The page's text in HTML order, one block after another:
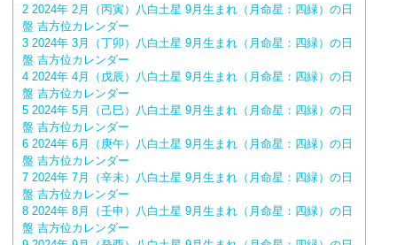
2 2024年 2月（丙寅）八白土星 9月生まれ（月命星：四緑）の日
盤 吉方位カレンダー
3 2024年 3月（丁卯）八白土星 9月生まれ（月命星：四緑）の日
盤 吉方位カレンダー
4 2024年 4月（戊辰）八白土星 9月生まれ（月命星：四緑）の日
盤 吉方位カレンダー
5 2024年 5月（己巳）八白土星 9月生まれ（月命星：四緑）の日
盤 吉方位カレンダー
6 2024年 6月（庚午）八白土星 9月生まれ（月命星：四緑）の日
盤 吉方位カレンダー
7 2024年 7月（辛未）八白土星 9月生まれ（月命星：四緑）の日
盤 吉方位カレンダー
8 2024年 8月（壬申）八白土星 9月生まれ（月命星：四緑）の日
盤 吉方位カレンダー